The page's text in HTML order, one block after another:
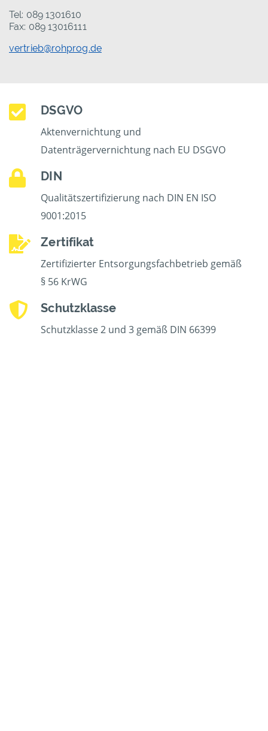
Tel: 089 1301610
Fax: 089 13016111
vertrieb@rohprog.de
DSGVO
Aktenvernichtung und
Datenträgervernichtung nach EU DSGVO
DIN
Qualitätszertifizierung nach DIN EN ISO
9001:2015
Zertifikat
Zertifizierter Entsorgungsfachbetrieb gemäß
§ 56 KrWG
Schutzklasse
Schutzklasse 2 und 3 gemäß DIN 66399